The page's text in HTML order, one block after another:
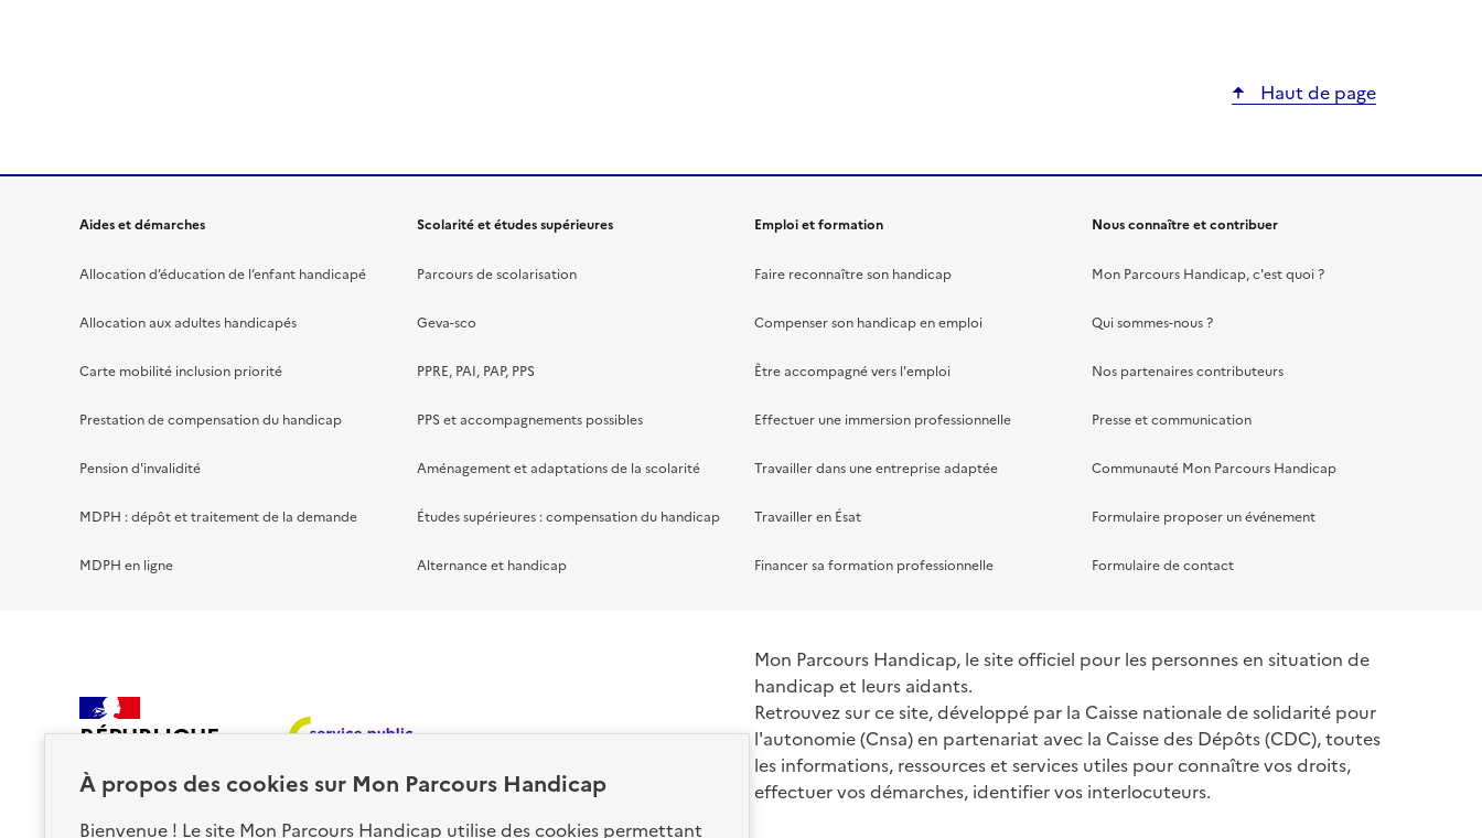
À propos des cookies sur Mon Parcours Handicap
Bienvenue ! Le site Mon Parcours Handicap utilise des cookies permettant
Haut de page
Aides et démarches
Allocation d’éducation de l’enfant handicapé
Allocation aux adultes handicapés
Carte mobilité inclusion priorité
Prestation de compensation du handicap
Pension d'invalidité
MDPH : dépôt et traitement de la demande
MDPH en ligne
Scolarité et études supérieures
Parcours de scolarisation
Geva-sco
PPRE, PAI, PAP, PPS
PPS et accompagnements possibles
Aménagement et adaptations de la scolarité
Études supérieures : compensation du handicap
Alternance et handicap
Emploi et formation
Faire reconnaître son handicap
Compenser son handicap en emploi
Être accompagné vers l'emploi
Effectuer une immersion professionnelle
Travailler dans une entreprise adaptée
Travailler en Ésat
Financer sa formation professionnelle
Nous connaître et contribuer
Mon Parcours Handicap, c'est quoi ?
Qui sommes-nous ?
Nos partenaires contributeurs
Presse et communication
Communauté Mon Parcours Handicap
Formulaire proposer un événement
Formulaire de contact
RÉPUBLIQUE
Mon Parcours Handicap, le site officiel pour les personnes en situation de
handicap et leurs aidants.
Retrouvez sur ce site, développé par la Caisse nationale de solidarité pour
l'autonomie (Cnsa) en partenariat avec la Caisse des Dépôts (CDC), toutes
les informations, ressources et services utiles pour connaître vos droits,
effectuer vos démarches, identifier vos interlocuteurs.